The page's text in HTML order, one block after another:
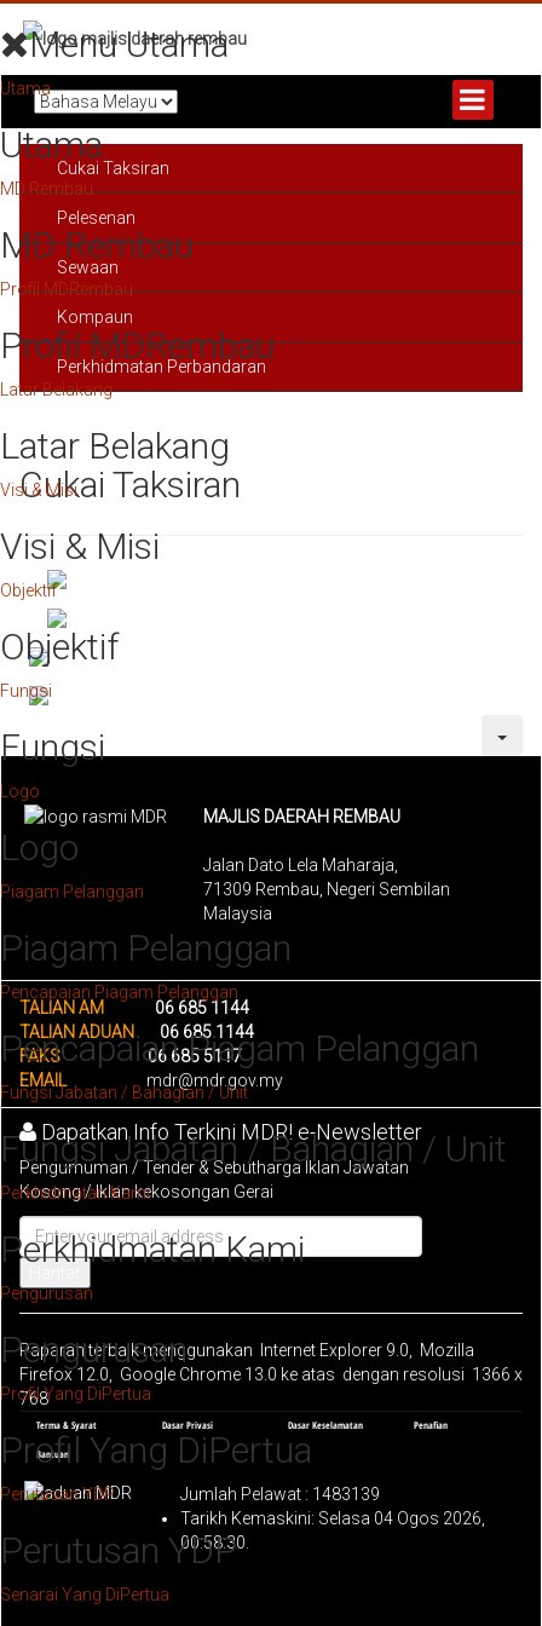
Menu Utama
Utama
Utama
MD Rembau
MD Rembau
Profil MDRembau
Profil MDRembau
Latar Belakang
Latar Belakang
Visi & Misi
Visi & Misi
Objektif
Objektif
Fungsi
Fungsi
Logo
Logo
Piagam Pelanggan
Piagam Pelanggan
Pencapaian Piagam Pelanggan
Pencapaian Piagam Pelanggan
Fungsi Jabatan / Bahagian / Unit
Fungsi Jabatan / Bahagian / Unit
Perkhidmatan Kami
Perkhidmatan Kami
Pengurusan
Pengurusan
Profil Yang DiPertua
Profil Yang DiPertua
Perutusan YDP
Perutusan YDP
Senarai Yang DiPertua
Cukai Taksiran
Pelesenan
Sewaan
Kompaun
Perkhidmatan Perbandaran
Cukai Taksiran
MAJLIS DAERAH REMBAU
Jalan Dato Lela Maharaja,
71309 Rembau, Negeri Sembilan
Malaysia
TALIAN AM
06 685 1144
TALIAN ADUAN 06 685 1144
FAKS06 685 5117
EMAIL
mdr@mdr.gov.my
Dapatkan Info Terkini MDR! e-Newsletter
Pengumuman / Tender & Sebutharga Iklan Jawatan
Kosong / Iklan kekosongan Gerai
Paparan terbaik menggunakan Internet Explorer 9.0, Mozilla
Firefox 12.0, Google Chrome 13.0 ke atas dengan resolusi 1366 x
768
Terma & Syarat Dasar Privasi Dasar Keselamatan Penafian
Bantuan
Jumlah Pelawat : 1483139
Tarikh Kemaskini: Selasa 04 Ogos 2026,
00:58:30.